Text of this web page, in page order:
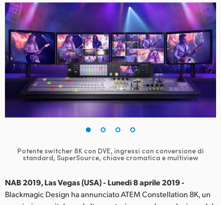
Immagini per i media
Brazil
Canada
China
Denmark
Finland
Germany
India
Potente switcher 8K con DVE, ingressi con conversione di
standard, SuperSource, chiave cromatica e multiview
NAB 2019, Las Vegas (USA) - Lunedì 8 aprile 2019 -
Blackmagic Design ha annunciato ATEM Constellation 8K, un